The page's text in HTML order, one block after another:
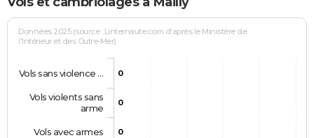
Données 2025 (source : Linternaute.com d'après le Ministère de
l'Intérieur et des Outre-Mer)
0
0
0
Vols sans violence …
Vols violents sans
arme
Vols avec armes